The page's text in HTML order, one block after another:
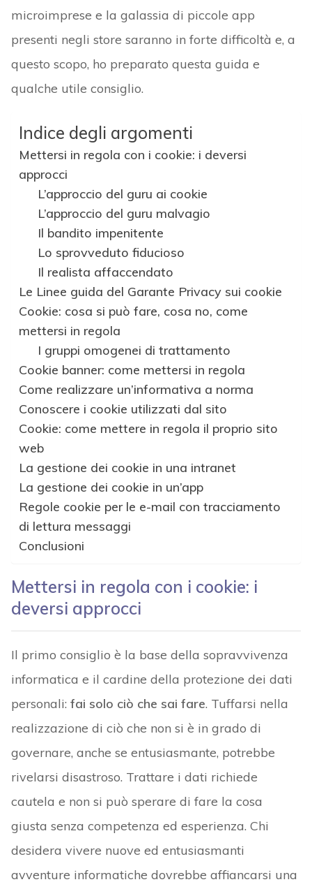
microimprese e la galassia di piccole app
presenti negli store saranno in forte difficoltà e, a
questo scopo, ho preparato questa guida e
qualche utile consiglio.
Indice degli argomenti
Mettersi in regola con i cookie: i deversi
approcci
L’approccio del guru ai cookie
L’approccio del guru malvagio
Il bandito impenitente
Lo sprovveduto fiducioso
Il realista affaccendato
Le Linee guida del Garante Privacy sui cookie
Cookie: cosa si può fare, cosa no, come
mettersi in regola
I gruppi omogenei di trattamento
Cookie banner: come mettersi in regola
Come realizzare un’informativa a norma
Conoscere i cookie utilizzati dal sito
Cookie: come mettere in regola il proprio sito
web
La gestione dei cookie in una intranet
La gestione dei cookie in un’app
Regole cookie per le e-mail con tracciamento
di lettura messaggi
Conclusioni
Mettersi in regola con i cookie: i
deversi approcci
Il primo consiglio è la base della sopravvivenza
informatica e il cardine della protezione dei dati
personali: fai solo ciò che sai fare. Tuffarsi nella
realizzazione di ciò che non si è in grado di
governare, anche se entusiasmante, potrebbe
rivelarsi disastroso. Trattare i dati richiede
cautela e non si può sperare di fare la cosa
giusta senza competenza ed esperienza. Chi
desidera vivere nuove ed entusiasmanti
avventure informatiche dovrebbe affiancarsi una